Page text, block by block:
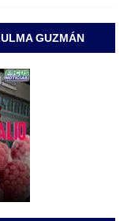
GUZMÁN